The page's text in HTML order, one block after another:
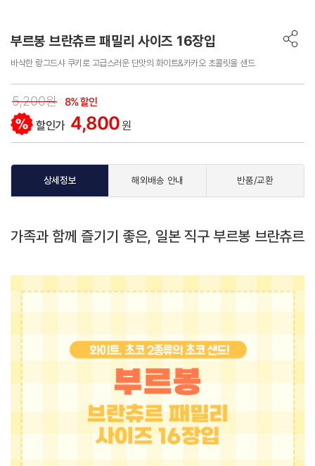
부르봉 브란츄르 패밀리 사이즈 16장입
바삭한 랑그드샤 쿠키로 고급스러운 단맛의 화이트&카카오 초콜릿을 샌드
5,200원 8% 할인
할인가 4,800원
상세정보 해외배송 안내 반품/교환
가족과 함께 즐기기 좋은, 일본 직구 부르봉 브란츄르